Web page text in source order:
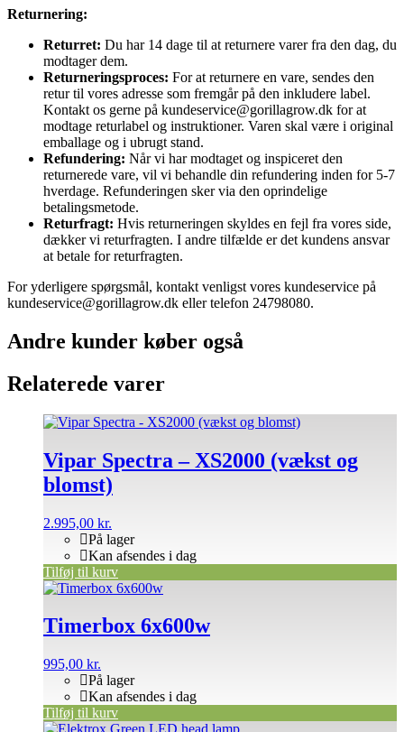
Returnering:
Returret: Du har 14 dage til at returnere varer fra den dag, du
modtager dem.
Returneringsproces: For at returnere en vare, sendes den
retur til vores adresse som fremgår på den inkludere label.
Kontakt os gerne på kundeservice@gorillagrow.dk for at
modtage returlabel og instruktioner. Varen skal være i original
emballage og i ubrugt stand.
Refundering: Når vi har modtaget og inspiceret den
returnerede vare, vil vi behandle din refundering inden for 5-7
hverdage. Refunderingen sker via den oprindelige
betalingsmetode.
Returfragt: Hvis returneringen skyldes en fejl fra vores side,
dækker vi returfragten. I andre tilfælde er det kundens ansvar
at betale for returfragten.
For yderligere spørgsmål, kontakt venligst vores kundeservice på
kundeservice@gorillagrow.dk eller telefon 24798080.
Andre kunder køber også
Relaterede varer
Vipar Spectra – XS2000 (vækst og
blomst)
2.995,00 kr.
På lager
Kan afsendes i dag
Tilføj til kurv
Timerbox 6x600w
995,00 kr.
På lager
Kan afsendes i dag
Tilføj til kurv